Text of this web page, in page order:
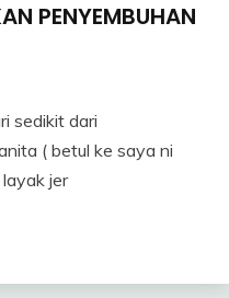
PENYEMBUHAN
sedikit dari
( betul ke saya ni
jer